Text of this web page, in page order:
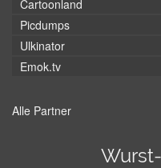
Cartoonland
Picdumps
Ulkinator
Emok.tv
Alle Partner